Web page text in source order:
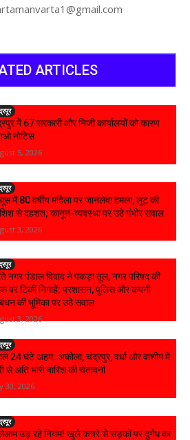
ARTICLES
में 67 सरकारी और निजी कार्यालयों को कारण
नोटिस
5, 2026
में 80 वर्षीय महिला पर जानलेवा हमला, लूट की
से दहशत; कानून-व्यवस्था पर उठे गंभीर सवाल
3, 2026
नगर पंडाल विवाद ने पकड़ा तूल, नगर परिषद की
पर टिकीं निगाहें; प्रशासन, पुलिस और कंपनी
की भूमिका पर उठे सवाल
3, 2026
24 घंटे अहम: अकोला, चंद्रपुर, वर्धा और वाशीम में
से अति भारी बारिश की चेतावनी
30, 2026
उड़ रहे नियम! खुले कचरे से सड़कों पर दुर्गंध का